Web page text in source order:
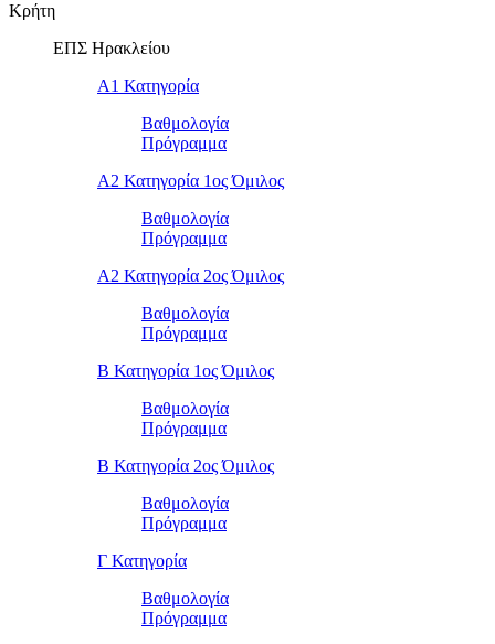
Κρήτη
ΕΠΣ Ηρακλείου
Α1 Κατηγορία
Βαθμολογία
Πρόγραμμα
Α2 Κατηγορία 1ος Όμιλος
Βαθμολογία
Πρόγραμμα
Α2 Κατηγορία 2ος Όμιλος
Βαθμολογία
Πρόγραμμα
Β Κατηγορία 1ος Όμιλος
Βαθμολογία
Πρόγραμμα
Β Κατηγορία 2ος Όμιλος
Βαθμολογία
Πρόγραμμα
Γ Κατηγορία
Βαθμολογία
Πρόγραμμα